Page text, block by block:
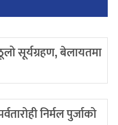
सूर्यग्रहण, बेलायतमा
निर्मल पुर्जाको